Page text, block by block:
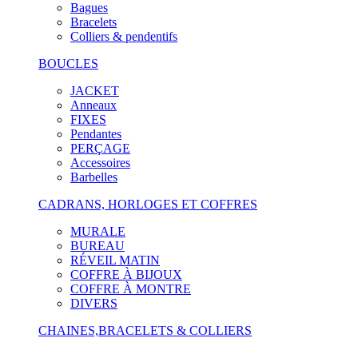
Bagues
Bracelets
Colliers & pendentifs
BOUCLES
JACKET
Anneaux
FIXES
Pendantes
PERÇAGE
Accessoires
Barbelles
CADRANS, HORLOGES ET COFFRES
MURALE
BUREAU
RÉVEIL MATIN
COFFRE À BIJOUX
COFFRE À MONTRE
DIVERS
CHAINES,BRACELETS & COLLIERS